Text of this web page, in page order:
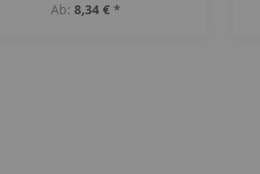
Ab 8,34 € *